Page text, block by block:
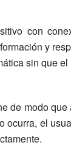
con
y
sin que
de modo
ocurra, el